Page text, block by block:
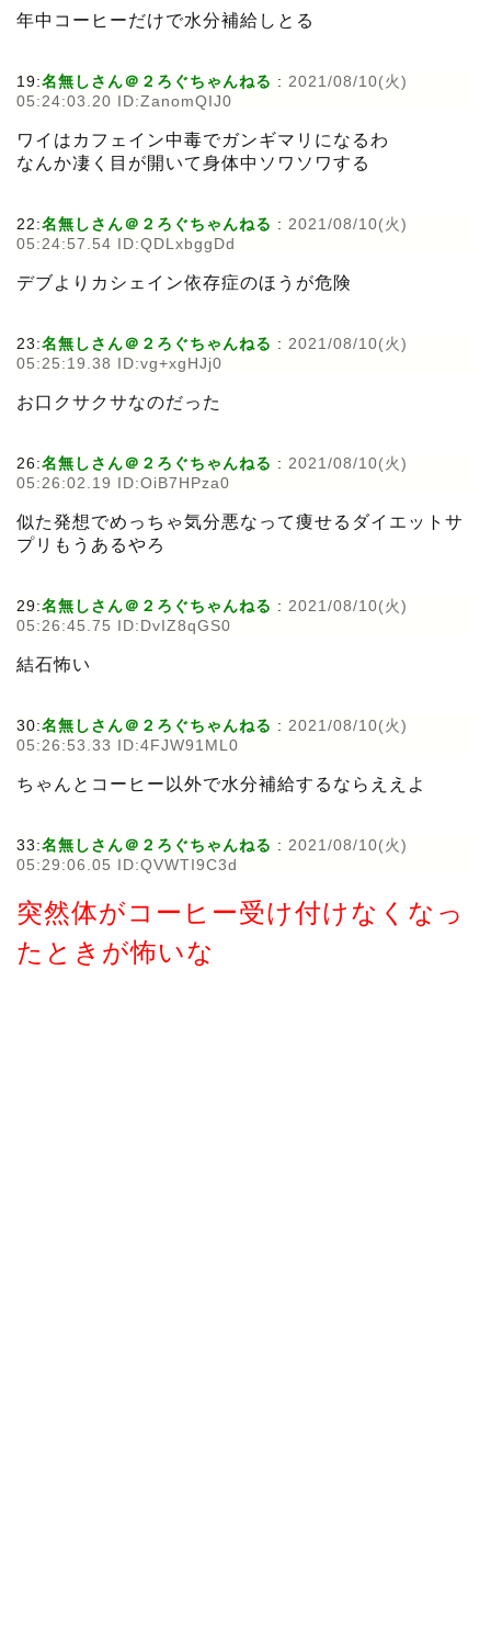
年中コーヒーだけで水分補給しとる
19:名無しさん＠２ろぐちゃんねる : 2021/08/10(火)
05:24:03.20 ID:ZanomQIJ0
ワイはカフェイン中毒でガンギマリになるわ
なんか凄く目が開いて身体中ソワソワする
22:名無しさん＠２ろぐちゃんねる : 2021/08/10(火)
05:24:57.54 ID:QDLxbggDd
デブよりカシェイン依存症のほうが危険
23:名無しさん＠２ろぐちゃんねる : 2021/08/10(火)
05:25:19.38 ID:vg+xgHJj0
お口クサクサなのだった
26:名無しさん＠２ろぐちゃんねる : 2021/08/10(火)
05:26:02.19 ID:OiB7HPza0
似た発想でめっちゃ気分悪なって痩せるダイエットサ
プリもうあるやろ
29:名無しさん＠２ろぐちゃんねる : 2021/08/10(火)
05:26:45.75 ID:DvIZ8qGS0
結石怖い
30:名無しさん＠２ろぐちゃんねる : 2021/08/10(火)
05:26:53.33 ID:4FJW91ML0
ちゃんとコーヒー以外で水分補給するならええよ
33:名無しさん＠２ろぐちゃんねる : 2021/08/10(火)
05:29:06.05 ID:QVWTI9C3d
突然体がコーヒー受け付けなくなっ
たときが怖いな